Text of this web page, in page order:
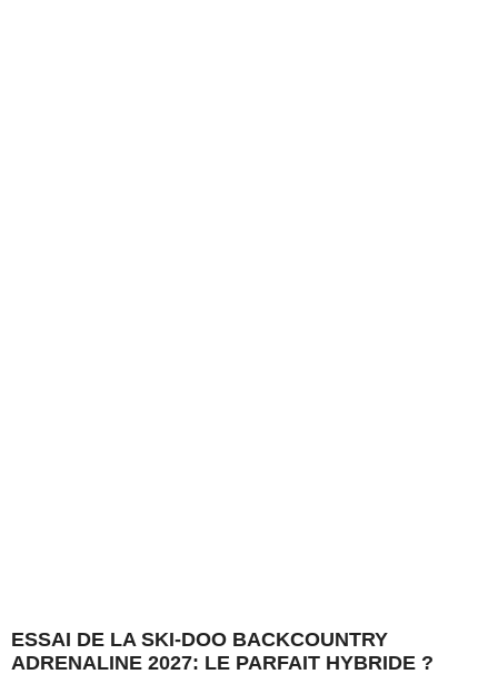
ESSAI DE LA SKI-DOO BACKCOUNTRY
ADRENALINE 2027: LE PARFAIT HYBRIDE ?